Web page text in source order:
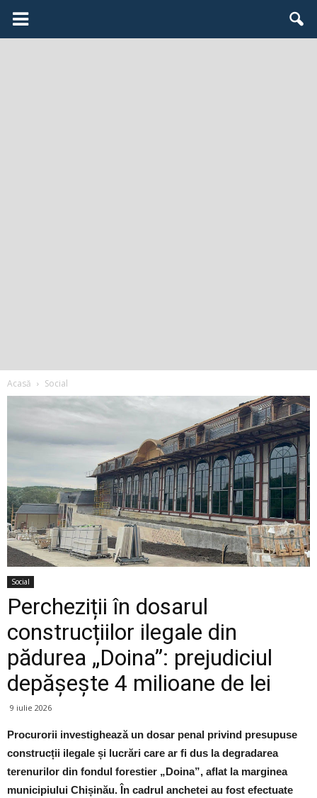
Acasă Social
Social
Percheziții în dosarul
construcțiilor ilegale din
pădurea „Doina”: prejudiciul
depășește 4 milioane de lei
9 iulie 2026
Procurorii investighează un dosar penal privind presupuse
construcții ilegale și lucrări care ar fi dus la degradarea
terenurilor din fondul forestier „Doina”, aflat la marginea
municipiului Chișinău. În cadrul anchetei au fost efectuate